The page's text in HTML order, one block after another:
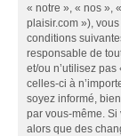
« notre », « nos »,
plaisir.com »),
conditions
responsable de
et/ou n’utilisez
celles-ci à
soyez informé,
par vous-même. Si
alors que des